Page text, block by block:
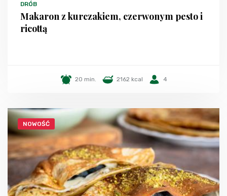
DRÓB
Makaron z kurczakiem, czerwonym pesto i
ricottą
20 min. 2162 kcal 4
NOWOŚĆ